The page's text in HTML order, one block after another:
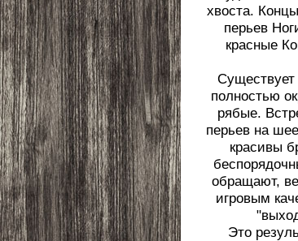
хвоста.
перьев
красные
полностью
рябые.
перьев на
красивы
обращают,
игровым
Это